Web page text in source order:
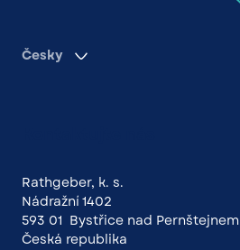
Česky
Rathgeber, k. s.
Nádražní 1402
593 01 Bystřice nad Pernštejnem
Česká republika